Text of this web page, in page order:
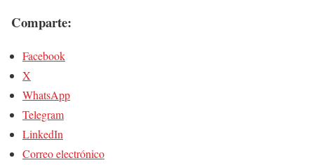
Comparte:
Facebook
X
WhatsApp
Telegram
LinkedIn
Correo electrónico